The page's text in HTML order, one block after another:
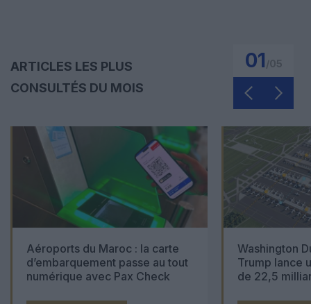
ARTICLES LES PLUS
CONSULTÉS DU MOIS
01
Aéroports du Maroc : la carte
d’embarquement passe au tout
numérique avec Pax Check
Washington
Trump lance
de 22,5